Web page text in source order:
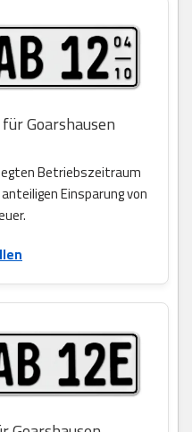
Goarshausen
Betriebszeitraum
Einsparung von